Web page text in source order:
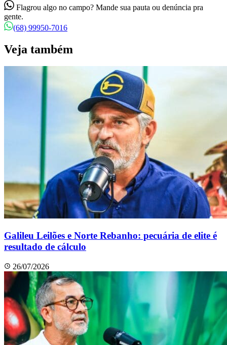
Flagrou algo no campo? Mande sua pauta ou denúncia pra
gente.
(68) 99950-7016
Veja também
Galileu Leilões e Norte Rebanho: pecuária de elite é
resultado de cálculo
26/07/2026